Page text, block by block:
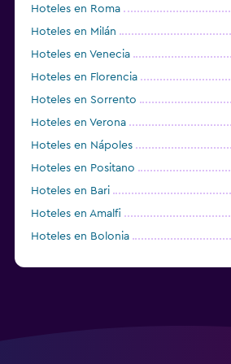
Hoteles en Roma
Hoteles en Milán
Hoteles en Venecia
Hoteles en Florencia
Hoteles en Sorrento
Hoteles en Verona
Hoteles en Nápoles
Hoteles en Positano
Hoteles en Bari
Hoteles en Amalfi
Hoteles en Bolonia